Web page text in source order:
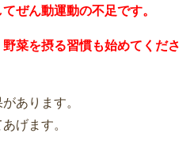
ぜん動運動の不足です。
菜を摂る習慣も始めてくださ
あります。
げます。